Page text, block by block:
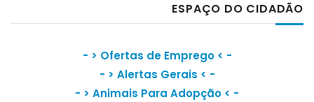
ESPAÇO DO CIDADÃO
- > Ofertas de Emprego< -
- > Alertas Gerais < -
- > Animais Para Adopção < -